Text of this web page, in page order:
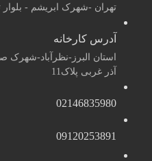
تهران -شهرک ابریشم - بلوار
آدرس کارخانه
استان البرز-نظرآباد-شهرک
آذر غربی پلاک11
02146835980
09120253891